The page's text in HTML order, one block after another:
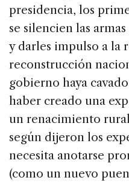
presidencia, los
se silencien las
y darles impulso a la
reconstrucción
gobierno haya
haber creado una
un renacimiento
según dijeron los
necesita anotarse
(como un nuevo